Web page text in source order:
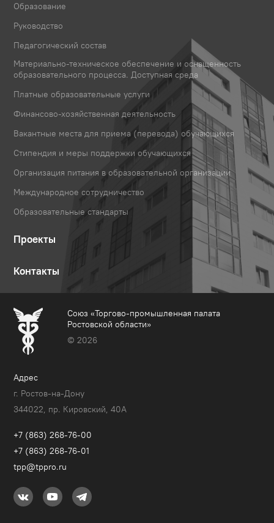
Образование
Руководство
Педагогический состав
Материально-техническое обеспечение и оснащенность
образовательного процесса. Доступная среда
Платные образовательные услуги
Финансово-хозяйственная деятельность
Вакантные места для приема (перевода) обучающихся
Стипендия и меры поддержки обучающихся
Организация питания в образовательной организации
Международное сотрудничество
Образовательные стандарты
Проекты
Контакты
Союз «Торгово-промышленная палата
Ростовской области»
© 2026
Адрес
г. Ростов-на-Дону
344022, пр. Кировский, 40A
+7 (863) 268-76-00
+7 (863) 268-76-01
tpp@tppro.ru